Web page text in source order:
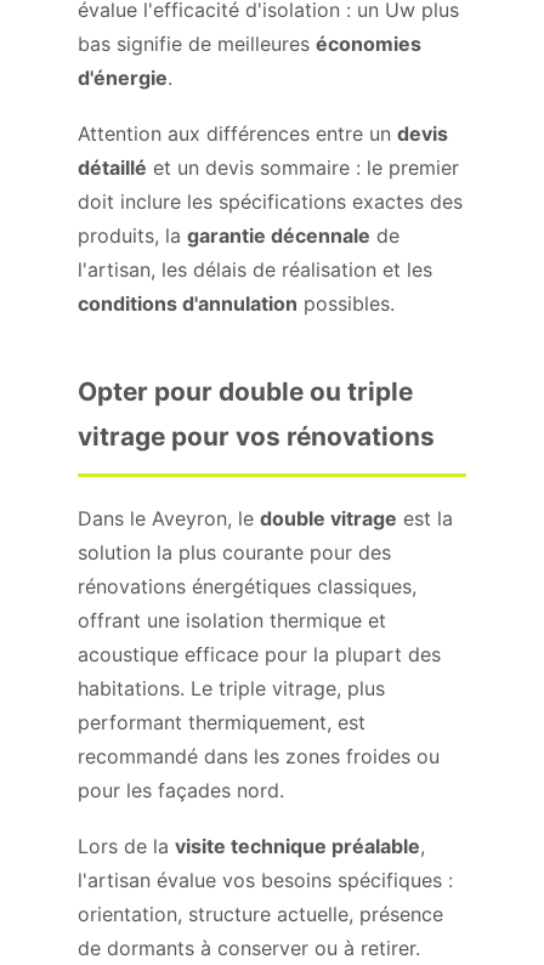
évalue l'efficacité d'isolation : un Uw plus
bas signifie de meilleures économies
d'énergie.
Attention aux différences entre un devis
détaillé et un devis sommaire : le premier
doit inclure les spécifications exactes des
produits, la garantie décennale de
l'artisan, les délais de réalisation et les
conditions d'annulation possibles.
Opter pour double ou triple
vitrage pour vos rénovations
Dans le Aveyron, le double vitrage est la
solution la plus courante pour des
rénovations énergétiques classiques,
offrant une isolation thermique et
acoustique efficace pour la plupart des
habitations. Le triple vitrage, plus
performant thermiquement, est
recommandé dans les zones froides ou
pour les façades nord.
Lors de la visite technique préalable,
l'artisan évalue vos besoins spécifiques :
orientation, structure actuelle, présence
de dormants à conserver ou à retirer.